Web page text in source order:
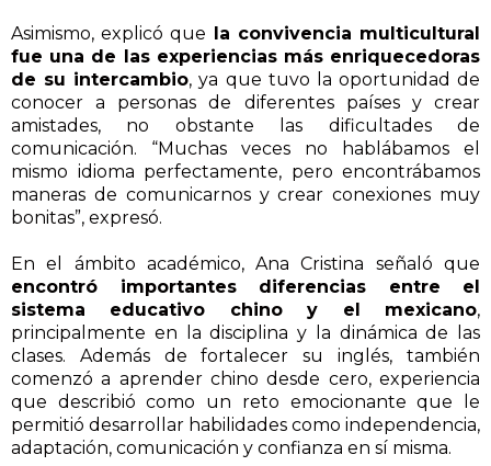
Asimismo, explicó que
la convivencia multicultural
fue una de las experiencias más enriquecedoras
de su intercambio, ya que tuvo la oportunidad de
conocer a personas de diferentes países y crear
amistades, no obstante las dificultades de
comunicación. “Muchas veces no hablábamos el
mismo idioma perfectamente, pero encontrábamos
maneras de comunicarnos y crear conexiones muy
bonitas”, expresó.
En el ámbito académico, Ana Cristina señaló que
encontró importantes diferencias entre el
sistema educativo chino y el mexicano,
principalmente en la disciplina y la dinámica de las
clases. Además de fortalecer su inglés, también
comenzó a aprender chino desde cero, experiencia
que describió como un reto emocionante que le
permitió desarrollar habilidades como independencia,
adaptación, comunicación y confianza en sí misma.